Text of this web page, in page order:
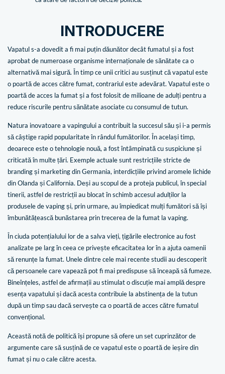
INTRODUCERE
Vapatul s-a dovedit a fi mai puțin dăunător decât fumatul și a fost
aprobat de numeroase organisme internaționale de sănătate ca o
alternativă mai sigură. În timp ce unii critici au susținut că vapatul este
o poartă de acces către fumat, contrariul este adevărat. Vapatul este o
poartă de acces la fumat și a fost folosit de milioane de adulți pentru a
reduce riscurile pentru sănătate asociate cu consumul de tutun.
Natura inovatoare a vapingului a contribuit la succesul său și i-a permis
să câștige rapid popularitate în rândul fumătorilor. În același timp,
deoarece este o tehnologie nouă, a fost întâmpinată cu suspiciune și
criticată în multe țări. Exemple actuale sunt restricțiile stricte de
branding și marketing din Germania, interdicțiile privind aromele lichide
din Olanda și California. Deși au scopul de a proteja publicul, în special
tinerii, astfel de restricții au blocat în schimb accesul adulților la
produsele de vaping și, prin urmare, au împiedicat mulți fumători să își
îmbunătățească bunăstarea prin trecerea de la fumat la vaping.
În ciuda potențialului lor de a salva vieți, țigările electronice au fost
analizate pe larg în ceea ce privește eficacitatea lor în a ajuta oamenii
să renunțe la fumat. Unele dintre cele mai recente studii au descoperit
că persoanele care vapează pot fi mai predispuse să înceapă să fumeze.
Bineînțeles, astfel de afirmații au stimulat o discuție mai amplă despre
esența vapatului și dacă acesta contribuie la abstinența de la tutun
după un timp sau dacă servește ca o poartă de acces către fumatul
convențional.
Această notă de politică își propune să ofere un set cuprinzător de
argumente care să susțină de ce vapatul este o poartă de ieșire din
fumat și nu o cale către acesta.